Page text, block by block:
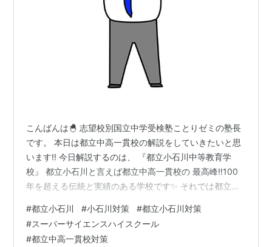
2002年度に構造改革特別要求として約7億円の予算が配
分されて開始され、2014年度には約27億9000万円の予
算が割り当てられている。
年度 指定校数 コアSSH採択校
2005 3 -
2006 15 -
2007 31 -
2008 13 -
こんばんは🐣 志望校別国立中学受検塾ことりゼミの塾長
です。 本日は都立中高一貫校の解説をしていきたいと思
います‼️ 今日解説するのは、 『都立小石川中等教育学
校』 都立小石川と言えば都立中高一貫校の 最高峰‼️100
年を超える伝統と実績のある学校です✨ それでは都立小
込2-29-29 ・都営三田線「千石駅」徒歩3分 ・JR山手
線、都営三田線「巣鴨駅」徒歩10分 ・JR山手線、地下鉄
南北線「駒込駅」徒歩13分 🔷教育の特徴 教育の柱は、
#都立小石川 #小石川対策 #都立小石川対策
#スーパーサイエンスハイスクール
#都立中高一貫校対策